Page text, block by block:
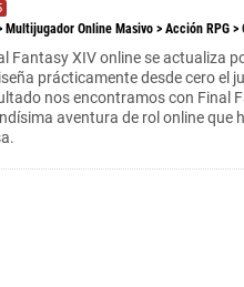
Multijugador Online Masivo > Acción RPG >
Fantasy XIV online se actualiza
prácticamente desde cero el
nos encontramos con Final
aventura de rol online que